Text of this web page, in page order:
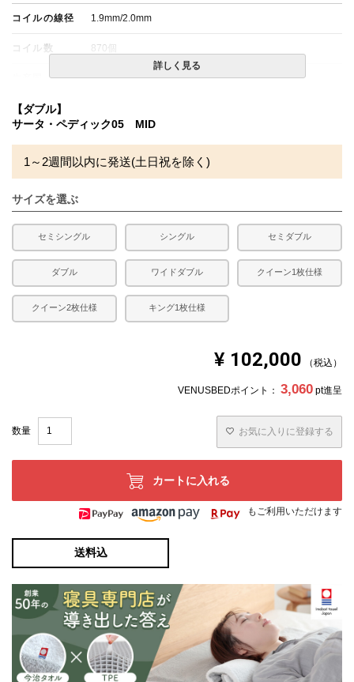
コイルの線径 1.9mm/2.0mm
コイル数 870個
日本
備考
※一部地域にて配達日指定が出来ない場合がございます。
発生する場合がございます。また、発送予定も変更になる
場合があります。
詳しく見る
【ダブル】
サータ・ペディック05 MID
1～2週間以内に発送(土日祝を除く)
サイズを選ぶ
セミシングル シングル セミダブル
ダブル ワイドダブル クイーン1枚仕様
クイーン2枚仕様 キング1枚仕様
¥ 102,000 税込
VENUSBEDポイント： 3,060 pt進呈
お気に入りに登録する
カートに入れる
もご利用いただけます
送料込